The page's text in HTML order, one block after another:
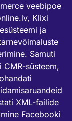
veebipoe
, Klixi
ja
Samuti
CMR-süsteem,
XML-failide
Facebooki